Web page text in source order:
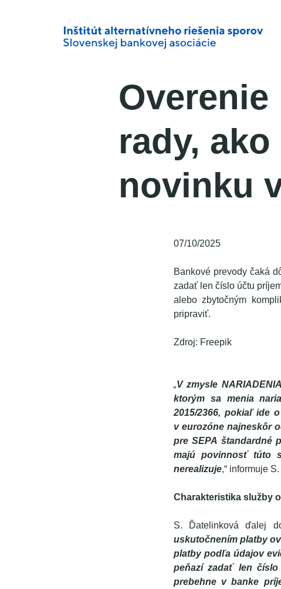
rady,
novinku
07/10/2025
Bankové prevody čaká
zadať len číslo účtu
alebo zbytočným
pripraviť.
Zdroj: Freepik
„V zmysle
ktorým sa menia
2015/2366, pokiaľ ide
v eurozóne najneskôr
pre SEPA štandardné
majú povinnosť túto
nerealizuje,“ informuje
Charakteristika služby
S. Ďatelinková ďalej
uskutočnením platby
platby podľa údajov
peňazí zadať len
prebehne v banke